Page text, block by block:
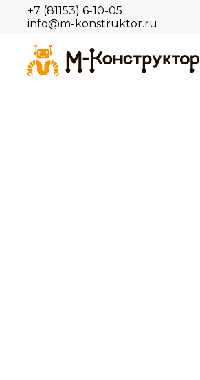
+7 (81153) 6-10-05
info@m-konstruktor.ru